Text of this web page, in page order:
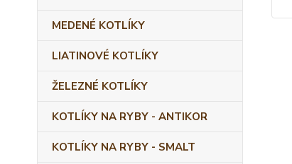
MEDENÉ KOTLÍKY
LIATINOVÉ KOTLÍKY
ŽELEZNÉ KOTLÍKY
KOTLÍKY NA RYBY - ANTIKOR
KOTLÍKY NA RYBY - SMALT